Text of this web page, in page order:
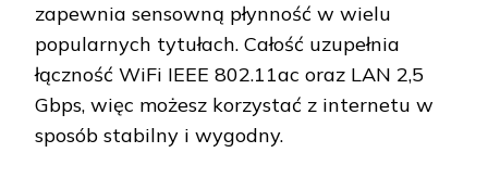
zapewnia sensowną płynność w wielu
popularnych tytułach. Całość uzupełnia
łączność WiFi IEEE 802.11ac oraz LAN 2,5
Gbps, więc możesz korzystać z internetu w
sposób stabilny i wygodny.